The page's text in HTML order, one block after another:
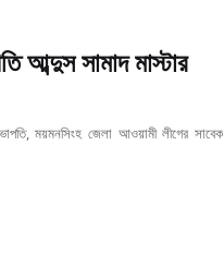
আব্দুস সামাদ মাস্টার
ময়মনসিংহ জেলা আওয়ামী লীগের সাবেক